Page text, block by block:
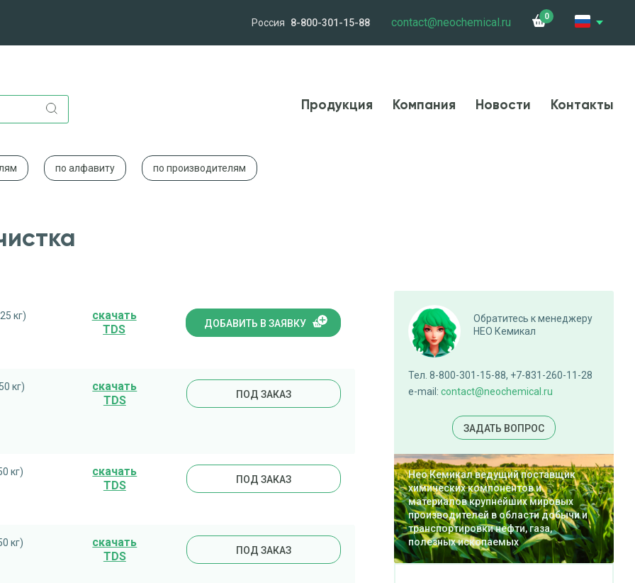
Россия 8-800-301-15-88 contact@neochemical.ru 0
Продукция
Компания Новости Контакты
по алфавиту по производителям
кг)
cкачать
TDS
ДОБАВИТЬ В ЗАЯВКУ
кг)
cкачать
TDS
ПОД ЗАКАЗ
кг)
cкачать
TDS
ПОД ЗАКАЗ
кг)
cкачать
TDS
ПОД ЗАКАЗ
Обратитесь к менеджеру
НЕО Кемикал
Тел. 8-800-301-15-88, +7-831-260-11-28
e-mail: contact@neochemical.ru
ЗАДАТЬ ВОПРОС
Нео Кемикал ведущий поставщик
химических компонентов и
материалов крупнейших мировых
производителей в области добычи и
транспортировки нефти, газа,
полезных ископаемых